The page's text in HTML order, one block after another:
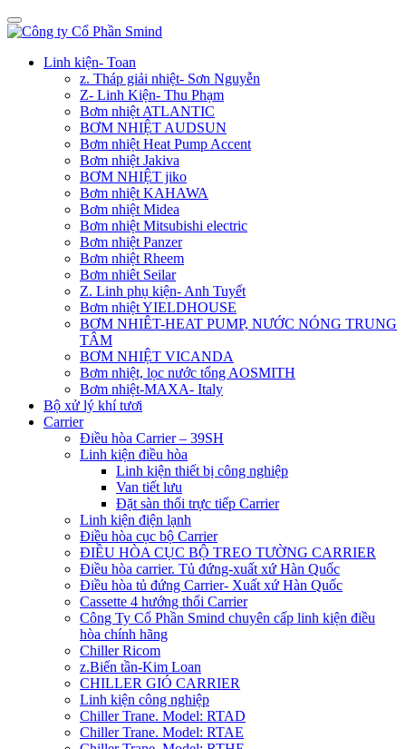
Linh kiện- Toan
z. Tháp giải nhiệt- Sơn Nguyễn
Z- Linh Kiện- Thu Phạm
Bơm nhiệt ATLANTIC
BƠM NHIỆT AUDSUN
Bơm nhiệt Heat Pump Accent
Bơm nhiệt Jakiva
BƠM NHIỆT jiko
Bơm nhiệt KAHAWA
Bơm nhiệt Midea
Bơm nhiệt Mitsubishi electric
Bơm nhiệt Panzer
Bơm nhiệt Rheem
Bơm nhiêt Seilar
Z. Linh phụ kiện- Anh Tuyết
Bơm nhiệt YIELDHOUSE
BƠM NHIÊT-HEAT PUMP, NƯỚC NÓNG TRUNG
TÂM
BƠM NHIỆT VICANDA
Bơm nhiệt, lọc nước tổng AOSMITH
Bơm nhiệt-MAXA- Italy
Bộ xử lý khí tươi
Carrier
Điều hòa Carrier – 39SH
Linh kiện điều hòa
Linh kiện thiết bị công nghiệp
Van tiết lưu
Đặt sàn thổi trực tiếp Carrier
Linh kiện điện lạnh
Điều hòa cục bộ Carrier
ĐIỀU HÒA CỤC BỘ TREO TƯỜNG CARRIER
Điều hòa carrier. Tủ đứng-xuất xứ Hàn Quốc
Điều hòa tủ đứng Carrier- Xuất xứ Hàn Quốc
Cassette 4 hướng thổi Carrier
Công Ty Cổ Phần Smind chuyên cấp linh kiện điều
hòa chính hãng
Chiller Ricom
z.Biến tần-Kim Loan
CHILLER GIÓ CARRIER
Linh kiện công nghiệp
Chiller Trane. Model: RTAD
Chiller Trane. Model: RTAE